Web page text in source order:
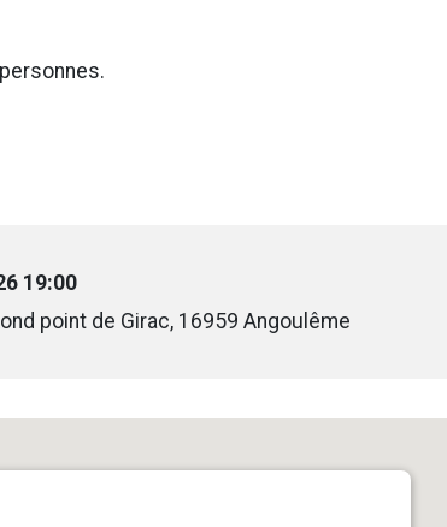
19:00
point de Girac, 16959 Angoulême